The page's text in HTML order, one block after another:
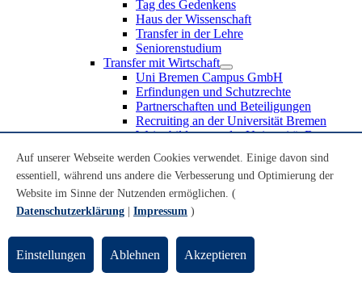
Tag des Gedenkens
Haus der Wissenschaft
Transfer in der Lehre
Seniorenstudium
Transfer mit Wirtschaft
Uni Bremen Campus GmbH
Erfindungen und Schutzrechte
Partnerschaften und Beteiligungen
Recruiting an der Universität Bremen
Weiterbildung an der Universität Bremen
Schülerinnen und Schüler
MINT-Schnupperstudium
Schulklassen
Lehrkräfte
UniTransfer - Servicestelle für Transferaktivitäten
Transfermagazin der Universität Bremen
Auf unserer Webseite werden Cookies verwendet. Einige davon sind
essentiell, während uns andere die Verbesserung und Optimierung der
Website im Sinne der Nutzenden ermöglichen. (
Datenschutzerklärung
Impressum )
Einstellungen Ablehnen Akzeptieren